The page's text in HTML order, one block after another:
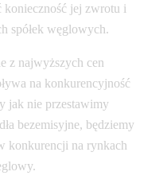
konieczność jej zwrotu i
spółek węglowych.
z najwyższych cen
na konkurencyjność
jak nie przestawimy
bezemisyjne, będziemy
konkurencji na rynkach